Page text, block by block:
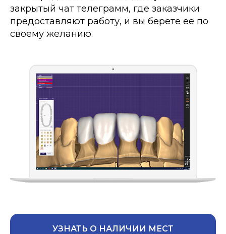
закрытый чат телеграмм, где заказчики
предоставляют работу, и вы берете ее по
своему желанию.
УЗНАТЬ О НАЛИЧИИ МЕСТ